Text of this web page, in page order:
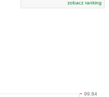
zobacz ranking
99.84